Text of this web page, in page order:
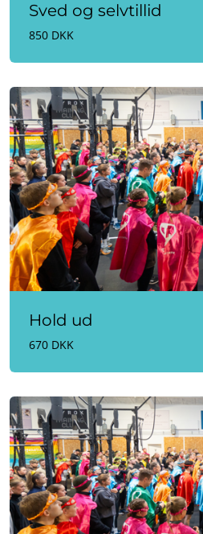
Sved og selvtillid
850 DKK
Hold ud
670 DKK